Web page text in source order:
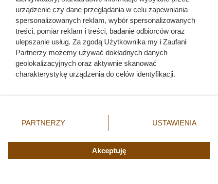
Po 15 latach zdjęli fragment
elewacji. To, co zastali pod
styropianem, zaskoczyło nawet
urządzenie czy dane przeglądania w celu zapewniania
spersonalizowanych reklam, wybór spersonalizowanych
treści, pomiar reklam i treści, badanie odbiorców oraz
ulepszanie usług. Za zgodą Użytkownika my i Zaufani
Partnerzy możemy używać dokładnych danych
geolokalizacyjnych oraz aktywnie skanować
charakterystykę urządzenia do celów identyfikacji.
zmienić/wycofać klikając przycisk ustawień prywatności
znajdujący się w lewym dolnym rogu strony. Niektóre
użytkownika, ale masz prawo sprzeciwić się takiemu
przetwarzaniu. Preferencje będą miały zastosowania tylko
PARTNERZY USTAWIENIA
Akceptuję